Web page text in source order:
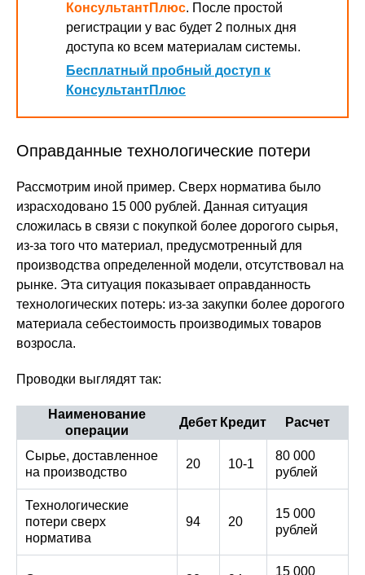
КонсультантПлюс. После простой
регистрации у вас будет 2 полных дня
доступа ко всем материалам системы.
Бесплатный пробный доступ к
КонсультантПлюс
Оправданные технологические потери
Рассмотрим иной пример. Сверх норматива было
израсходовано 15 000 рублей. Данная ситуация
сложилась в связи с покупкой более дорогого сырья,
из-за того что материал, предусмотренный для
производства определенной модели, отсутствовал на
рынке. Эта ситуация показывает оправданность
технологических потерь: из-за закупки более дорогого
материала себестоимость производимых товаров
возросла.
Проводки выглядят так:
Наименование
операции
Дебет Кредит Расчет
Сырье, доставленное
на производство
20 10-1
80 000
рублей
Технологические
потери сверх
норматива
94 20
15 000
рублей
15 000